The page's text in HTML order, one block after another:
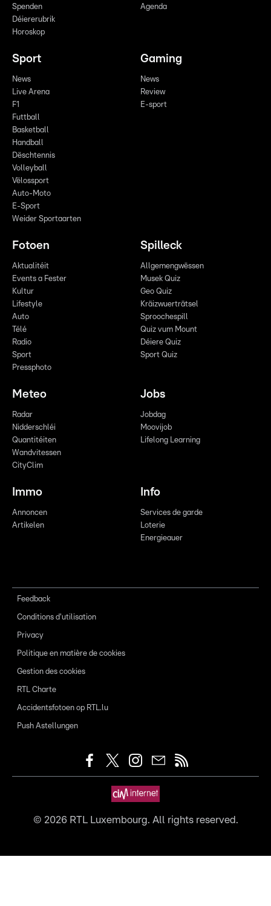
Spenden
Déiererubrik
Horoskop
Agenda
Sport
News
Live Arena
F1
Futtball
Basketball
Handball
Dëschtennis
Volleyball
Vëlossport
Auto-Moto
E-Sport
Weider Sportaarten
Gaming
News
Review
E-sport
Fotoen
Aktualitéit
Events a Fester
Kultur
Lifestyle
Auto
Télé
Radio
Sport
Pressphoto
Spilleck
Allgemengwëssen
Musek Quiz
Geo Quiz
Kräizwuerträtsel
Sproochespill
Quiz vum Mount
Déiere Quiz
Sport Quiz
Meteo
Radar
Nidderschléi
Quantitéiten
Wandvitessen
CityClim
Jobs
Jobdag
Moovijob
Lifelong Learning
Immo
Annoncen
Artikelen
Info
Services de garde
Loterie
Energieauer
Feedback
Conditions d'utilisation
Privacy
Politique en matière de cookies
Gestion des cookies
RTL Charte
Accidentsfotoen op RTL.lu
Push Astellungen
© 2026RTL Luxembourg. All rights reserved.